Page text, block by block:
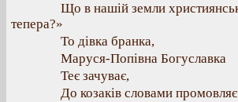
Що в нашій земли
тепера?»
То дівка бранка,
Маруся-Попівна Богуславка
Теє зачуває,
До козаків словами